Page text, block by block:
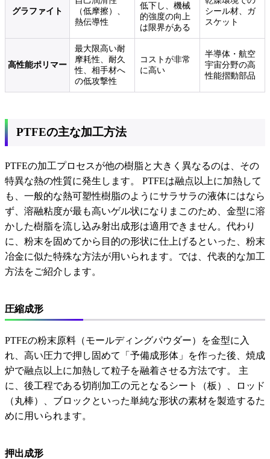
グラファイト
（低摩擦）、
熱伝導性
低下し、機械
的強度の向上
は限界がある
シール材、ガ
スケット
高性能ポリマー
最大限高い耐
摩耗性、耐久
性、相手材へ
の低攻撃性
コストが非常
に高い
半導体・航空
宇宙分野の高
性能摺動部品
PTFEの主な加工方法
PTFEの加工プロセスが他の樹脂と大きく異なるのは、その
特異な熱の性質に発生します。 PTFEは融点以上に加熱して
も、一般的な熱可塑性樹脂のようにサラサラの液体にはなら
ず、溶融粘度が最も高いゲル状になりまこのため、金型に溶
かした樹脂を流し込み射出成形は適用できません。代わり
に、粉末を固めてから目的の形状に仕上げるといった、粉末
冶金に似た特殊な方法が用いられます。では、代表的な加工
方法をご紹介します。
圧縮成形
PTFEの粉末原料（モールディングパウダー）を金型に入
れ、高い圧力で押し固めて「予備成形体」を作った後、焼成
炉で融点以上に加熱して粒子を融着させる方法です。 主
に、後工程である切削加工の元となるシート（板）、ロッド
（丸棒）、ブロックといった単純な形状の素材を製造するた
めに用いられます。
押出成形